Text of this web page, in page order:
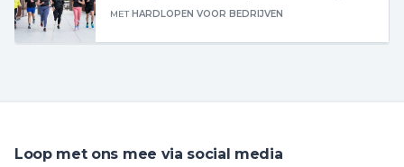
METHARDLOPEN VOOR BEDRIJVEN
Loop met ons mee via social media